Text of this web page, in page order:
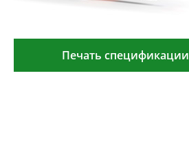
Печать спецификации